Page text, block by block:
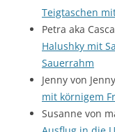
Teigtaschen
Petra aka
Halushky mit
Sauerrahm
Jenny von
mit körnigem
Susanne von